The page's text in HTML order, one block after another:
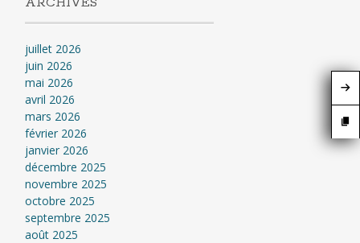
juillet 2026
juin 2026
mai 2026
avril 2026
mars 2026
février 2026
janvier 2026
décembre 2025
novembre 2025
octobre 2025
septembre 2025
août 2025